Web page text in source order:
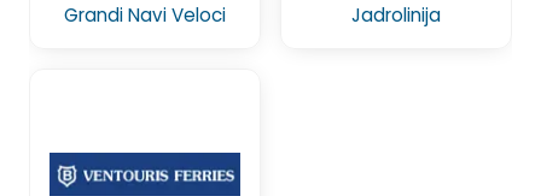
Grandi Navi Veloci Jadrolinija